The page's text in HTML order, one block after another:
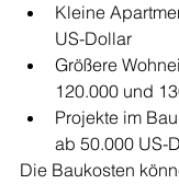
Kleine
US-Dollar
Größere
120.000 und
Projekte im
ab 50.000 US-
Die Baukosten